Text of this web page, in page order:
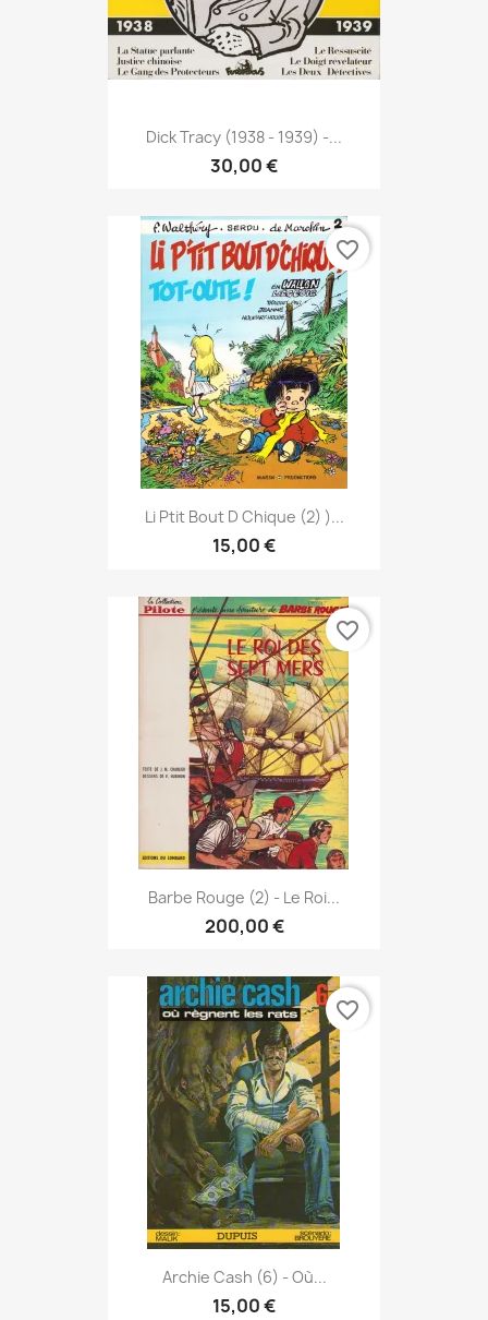
Dick Tracy (1938 - 1939) -...
30,00 €
Li Ptit Bout D Chique (2) )...
15,00 €
favorite_border
Barbe Rouge (2) - Le Roi...
200,00 €
favorite_border
Archie Cash (6) - Où...
15,00 €
favorite_border